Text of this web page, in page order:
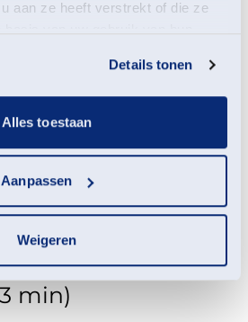
aan ze heeft verstrekt of die ze
Details tonen
Alles toestaan
Aanpassen
Weigeren
Een aanrader, en het leuke
in de provincie en stad
Our Planet –
min)